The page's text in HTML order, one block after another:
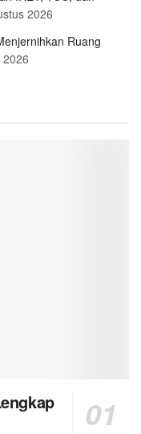
2026
Ruang